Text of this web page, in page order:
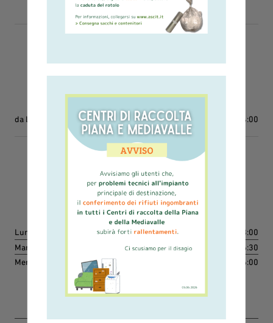
urp@ascit.it
da Lunedì a Sabato dalle 8:00 alle 14:00
Sportello Tariffa Retiambiente
800-146219
Lunedì
dalle 09:00 alle 13:00
Martedì e giovedì
dalle 09:00 alle 13:00 e dalle 14:00 alle 16:30
Mercoledì
dalle 13:00 alle 16:00
Inviare i moduli tramite email